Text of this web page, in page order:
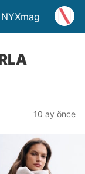
10 ay önce